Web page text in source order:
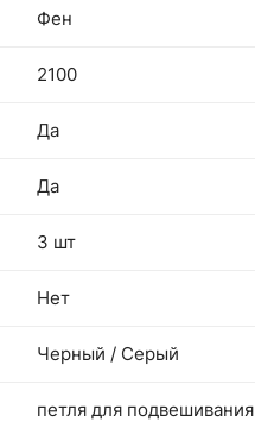
Фен
2100
Да
Да
3 шт
Нет
Черный / Серый
петля для подвешивания